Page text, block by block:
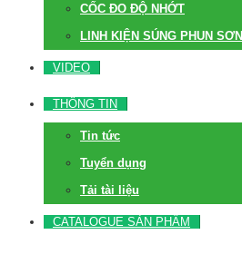
CỐC ĐO ĐỘ NHỚT
LINH KIỆN SÚNG PHUN SƠN
VIDEO
THÔNG TIN
Tin tức
Tuyển dụng
Tải tài liệu
CATALOGUE SẢN PHẨM